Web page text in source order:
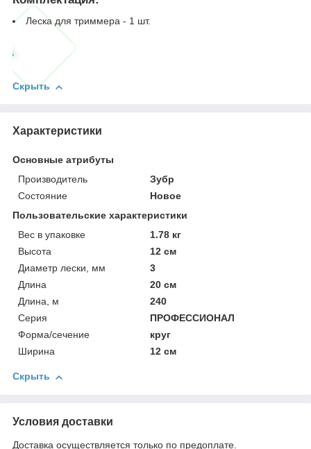
Леска для триммера - 1 шт.
Скрыть
Характеристики
Основные атрибуты
Производитель
Зубр
Состояние
Новое
Пользовательские характеристики
Вес в упаковке
1.78 кг
Высота
12 см
Диаметр лески, мм
3
Длина
20 см
Длина, м
240
Серия
ПРОФЕССИОНАЛ
Форма/сечение
круг
Ширина
12 см
Скрыть
Условия доставки
Доставка осуществляется только по предоплате.